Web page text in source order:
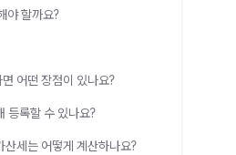
야 할까요?
어떤 장점이 있나요?
등록할 수 있나요?
세는 어떻게 계산하나요?